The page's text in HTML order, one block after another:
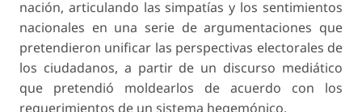
nación, articulando las simpatías y los sentimientos
nacionales en una serie de argumentaciones que
pretendieron unificar las perspectivas electorales de
los ciudadanos, a partir de un discurso mediático
que pretendió moldearlos de acuerdo con los
requerimientos de un sistema hegemónico.